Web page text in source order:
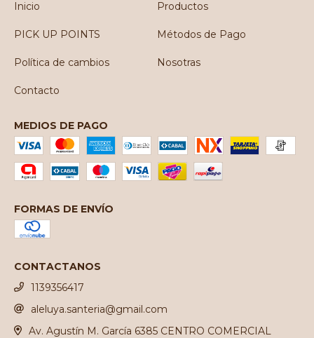
Inicio
Productos
PICK UP POINTS Métodos de Pago
Política de cambios Nosotras
Contacto
MEDIOS DE PAGO
FORMAS DE ENVÍO
CONTACTANOS
1139356417
aleluya.santeria@gmail.com
Av. Agustín M. García 6385 CENTRO COMERCIAL